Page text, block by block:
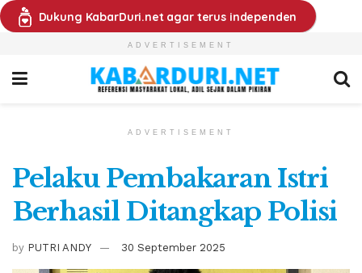
Dukung KabarDuri.net agar terus independen
ADVERTISEMENT
ADVERTISEMENT
Pelaku Pembakaran Istri
Berhasil Ditangkap Polisi
by PUTRI ANDY 30 September 2025